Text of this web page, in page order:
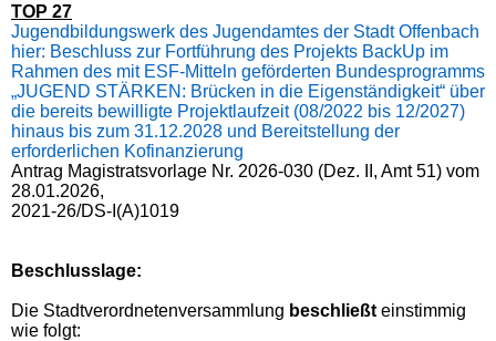
TOP 27
Jugendbildungswerk des Jugendamtes der Stadt Offenbach
hier: Beschluss zur Fortführung des Projekts BackUp im
Rahmen des mit ESF-Mitteln geförderten Bundesprogramms
„JUGEND STÄRKEN: Brücken in die Eigenständigkeit“ über
die bereits bewilligte Projektlaufzeit (08/2022 bis 12/2027)
hinaus bis zum 31.12.2028 und Bereitstellung der
erforderlichen Kofinanzierung
Antrag Magistratsvorlage Nr. 2026-030 (Dez. II, Amt 51) vom
28.01.2026,
2021-26/DS-I(A)1019
Beschlusslage:
Die Stadtverordnetenversammlung beschließt einstimmig
wie folgt: